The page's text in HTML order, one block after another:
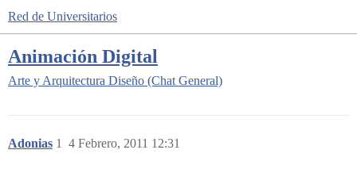
Red de Universitarios
Animación Digital
Arte y Arquitectura Diseño (Chat General)
Adonias 4 Febrero, 2011 12:31
1